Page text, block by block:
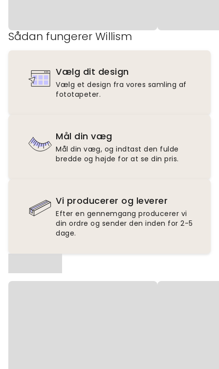
Sådan fungerer Willism
Vælg dit design
Vælg et design fra vores samling af
fototapeter.
Mål din væg
Mål din væg, og indtast den fulde
bredde og højde for at se din pris.
Vi producerer og leverer
Efter en gennemgang producerer vi
din ordre og sender den inden for 2-5
dage.